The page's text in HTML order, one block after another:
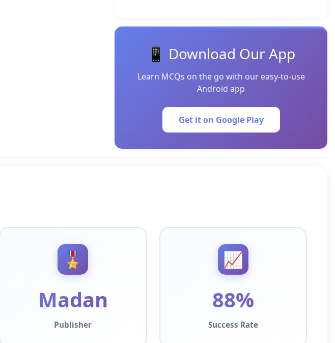
📱 Download Our App
Learn MCQs on the go with our easy-to-use
Android app
Get it on Google Play
🎖️
Madan
Publisher
📈
88%
Success Rate